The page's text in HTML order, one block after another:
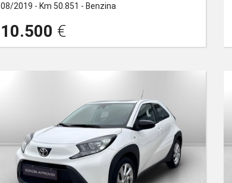
08/2019 - Km 50.851 - Benzina
10.500 €